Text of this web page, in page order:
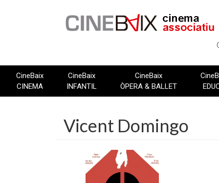
CineBaix
CINEMA
CineBaix
INFANTIL
CineBaix
ÒPERA & BALLET
Vicent Domingo